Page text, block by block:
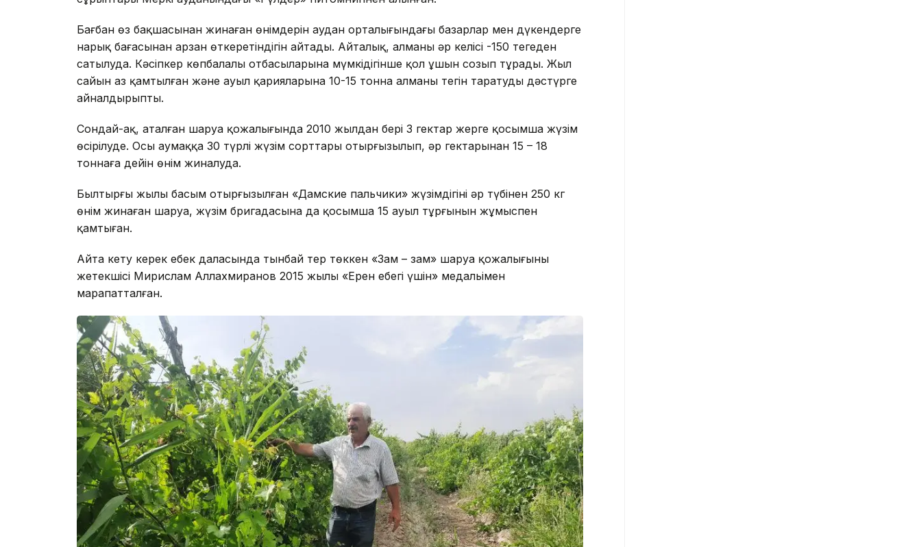
Бағбан өз бақшасынан жинаған өнімдерін аудан орталығындағы базарлар мен дүкендерге
нарық бағасынан арзан өткеретіндігін айтады. Айталық, алманың әр келісі -150 теңгеден
сатылуда. Кәсіпкер көпбалалы отбасыларына мүмкідігінше қол ұшын созып тұрады. Жыл
сайын аз қамтылған және ауыл қарияларына 10-15 тонна алманы тегін таратуды дәстүрге
айналдырыпты.
Сондай-ақ, аталған шаруа қожалығында 2010 жылдан бері 3 гектар жерге қосымша жүзім
өсірілуде. Осы аумаққа 30 түрлі жүзім сорттары отырғызылып, әр гектарынан 15 – 18
тоннаға дейін өнім жиналуда.
Былтырғы жылы басым отырғызылған «Дамские пальчики» жүзімдігінің әр түбінен 250 кг
өнім жинаған шаруа, жүзім бригадасына да қосымша 15 ауыл тұрғынын жұмыспен
қамтыған.
Айта кету керек еңбек даласында тынбай тер төккен «Зам – зам» шаруа қожалығының
жетекшісі Мирислам Аллахмиранов 2015 жылы «Ерен еңбегі үшін» медальімен
марапатталған.